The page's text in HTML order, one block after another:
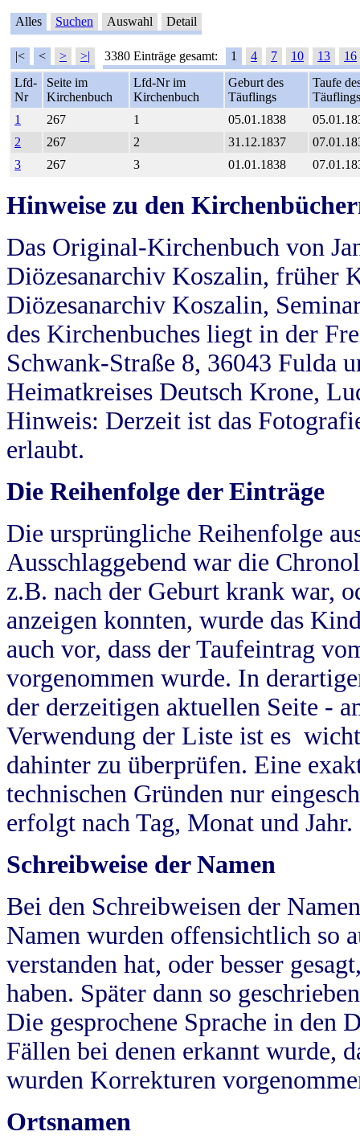
Alles Suchen Auswahl Detail
|< < > >| 3380 Einträge gesamt: 1 4 7 10 13
16
Lfd-
Nr
Seite im
Kirchenbuch
Lfd-Nr im
Kirchenbuch
Geburt des
Täuflings
Taufe
Täuflings
1
267 1 05.01.1838
2
267 2 31.12.1837
3
267 3 01.01.1838
Hinweise zu den
Das Original-Kirchenbuch von
Diözesanarchiv Koszalin, früher
Diözesanarchiv Koszalin,
des Kirchenbuches liegt in der
Schwank-Straße 8, 36043 Fulda
Heimatkreises Deutsch Krone,
Hinweis: Derzeit ist das
erlaubt.
Die Reihenfolge der Einträge
Die ursprüngliche Reihenfolge
Ausschlaggebend war die
z.B. nach der Geburt krank war,
anzeigen konnten, wurde das
auch vor, dass der Taufeintrag
vorgenommen wurde. In
der derzeitigen aktuellen Seite -
Verwendung der Liste ist es
dahinter zu überprüfen. Eine
technischen Gründen nur
erfolgt nach Tag, Monat und Jahr.
Schreibweise der Namen
Bei den Schreibweisen der
Namen wurden offensichtlich so
verstanden hat, oder besser
haben. Später dann so
Die gesprochene Sprache in
Fällen bei denen erkannt wurde,
wurden Korrekturen
Ortsnamen